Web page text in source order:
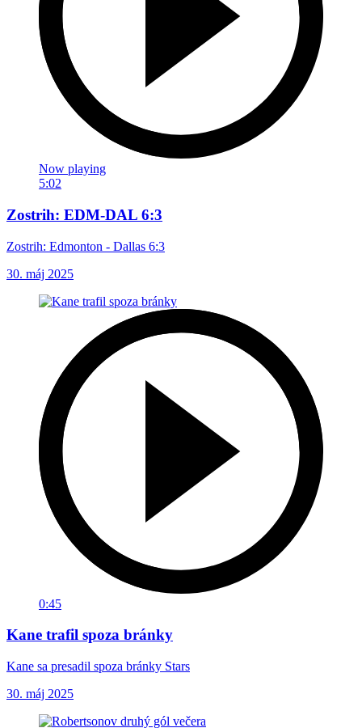
Now playing
5:02
Zostrih: EDM-DAL 6:3
Zostrih: Edmonton - Dallas 6:3
30. máj 2025
0:45
Kane trafil spoza bránky
Kane sa presadil spoza bránky Stars
30. máj 2025